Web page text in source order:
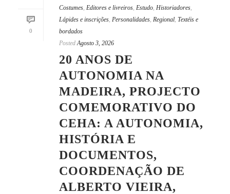
0
Costumes, Editores e livreiros, Estudo, Historiadores,
Lápides e inscrições, Personalidades, Regional, Textéis e
bordados
Posted Agosto 3, 2026
20 ANOS DE
AUTONOMIA NA
MADEIRA, PROJECTO
COMEMORATIVO DO
CEHA: A AUTONOMIA,
HISTÓRIA E
DOCUMENTOS,
COORDENAÇÃO DE
ALBERTO VIEIRA,